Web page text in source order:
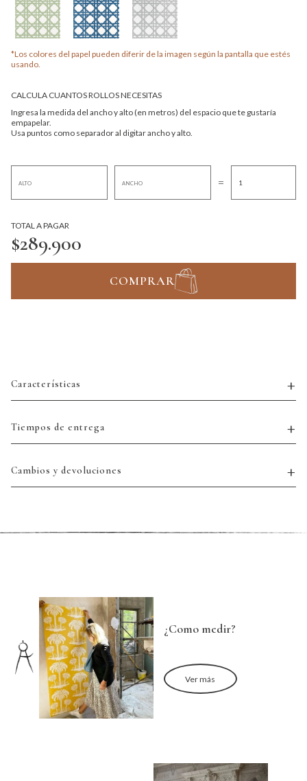
*Los colores del papel pueden diferir de la imagen según la pantalla que estés
usando.
CALCULA CUANTOS ROLLOS NECESITAS
Ingresa la medida del ancho y alto (en metros) del espacio que te gustaría
empapelar.
Usa puntos como separador al digitar ancho y alto.
=
TOTAL A PAGAR
$289.900
COMPRAR
Características
Tiempos de entrega
Cambios y devoluciones
¿Como medir?
Ver más